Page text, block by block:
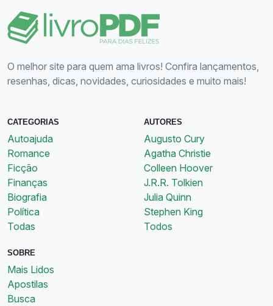
O melhor site para quem ama livros! Confira lançamentos,
resenhas, dicas, novidades, curiosidades e muito mais!
CATEGORIAS
Autoajuda
Romance
Ficção
Finanças
Biografia
Política
Todas
AUTORES
Augusto Cury
Agatha Christie
Colleen Hoover
J.R.R. Tolkien
Julia Quinn
Stephen King
Todos
SOBRE
Mais Lidos
Apostilas
Busca